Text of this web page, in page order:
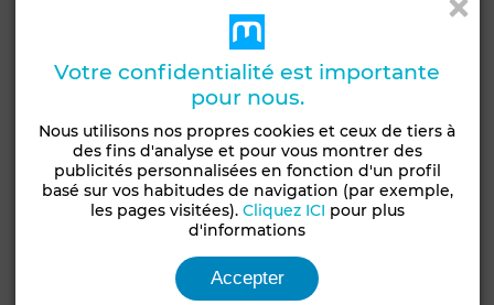
Salon Marocain
Climatisation Chauffage central Sécurité
Cuisine équipée Réfrigérateur Four
Machine à laver Micro-ondes Internet
Animaux domestiques autorisés
Voir plus de photos
Votre confidentialité est importante
pour nous.
Nous utilisons nos propres cookies et ceux de tiers à
des fins d'analyse et pour vous montrer des
publicités personnalisées en fonction d'un profil
basé sur vos habitudes de navigation (par exemple,
les pages visitées). Cliquez ICI pour plus
d'informations
Accepter